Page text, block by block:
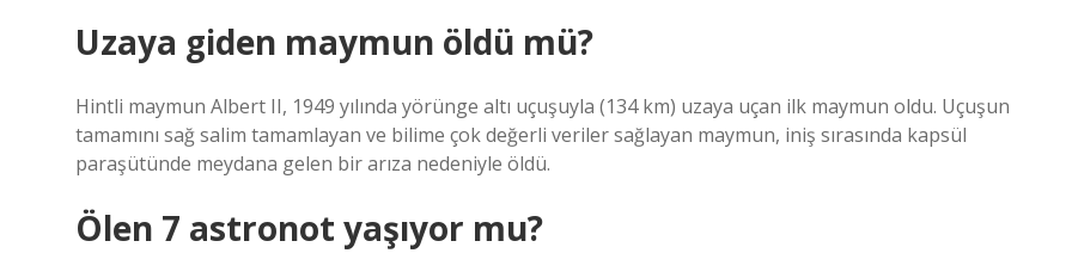
Uzaya giden maymun öldü mü?
Hintli maymun Albert II, 1949 yılında yörünge altı uçuşuyla (134 km) uzaya uçan ilk maymun oldu. Uçuşun
tamamını sağ salim tamamlayan ve bilime çok değerli veriler sağlayan maymun, iniş sırasında kapsül
paraşütünde meydana gelen bir arıza nedeniyle öldü.
Ölen 7 astronot yaşıyor mu?